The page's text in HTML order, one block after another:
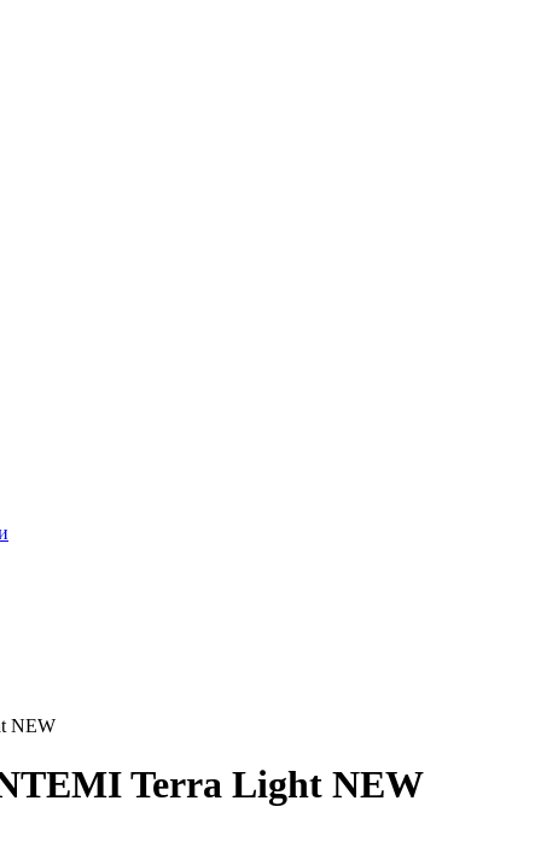
NEW
Terra Light NEW